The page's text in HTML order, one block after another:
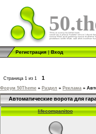
Регистрация|Вход
Страница 1 из 1 1
Форум 50Theme » Раздел » Реклама »
Автоматические ворота для
lifecompanitoo